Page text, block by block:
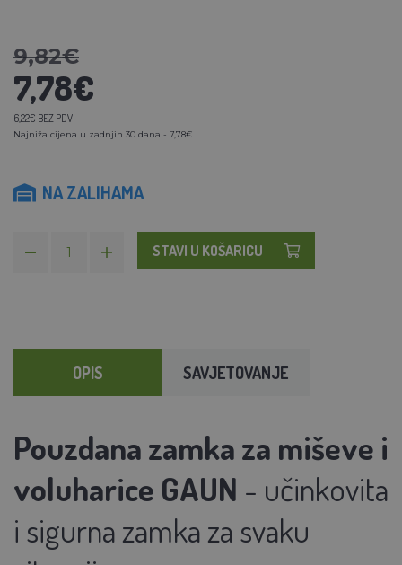
9,82€
7,78€
6,22€ BEZ PDV
Najniža cijena u zadnjih 30 dana - 7,78€
NA ZALIHAMA
STAVI U KOŠARICU
OPIS SAVJETOVANJE
Pouzdana zamka za miševe i
voluharice GAUN - učinkovita
i sigurna zamka za svaku